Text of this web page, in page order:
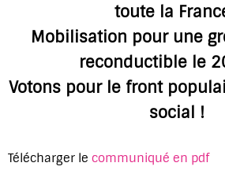
toute la
Mobilisation pour une
reconductible le
Votons pour le front
social !
Télécharger le communiqué en pdf